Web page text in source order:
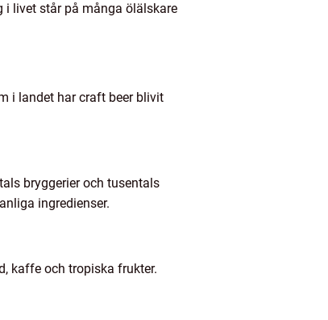
livet står på många ölälskare
i landet har craft beer blivit
bryggerier och tusentals
ingredienser.
kaffe och tropiska frukter.